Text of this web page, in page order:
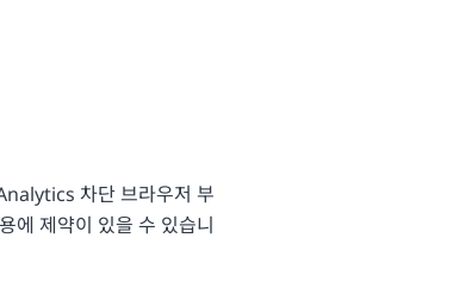
차단 브라우저 부
에 제약이 있을 수 있습니